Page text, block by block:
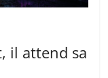
il attend sa